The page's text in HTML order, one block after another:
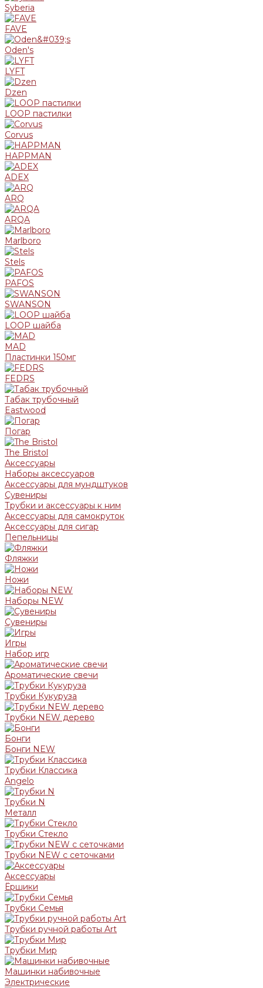
Syberia
FAVE
Oden's
LYFT
Dzen
LOOP пастилки
Corvus
HAPPMAN
ADEX
ARQ
ARQA
Marlboro
Stels
PAFOS
SWANSON
LOOP шайба
MAD
Пластинки 150мг
FEDRS
Табак трубочный
Eastwood
Погар
The Bristol
Аксессуары
Наборы аксессуаров
Аксессуары для мундштуков
Сувениры
Трубки и аксессуары к ним
Аксессуары для самокруток
Аксессуары для сигар
Пепельницы
Фляжки
Ножи
Наборы NEW
Сувениры
Игры
Набор игр
Ароматические свечи
Трубки Кукуруза
Трубки NEW дерево
Бонги
Бонги NEW
Трубки Классика
Angelo
Трубки N
Металл
Трубки Стекло
Трубки NEW с сеточками
Аксессуары
Ёршики
Трубки Семья
Трубки ручной работы Art
Трубки Мир
Машинки набивочные
Электрические